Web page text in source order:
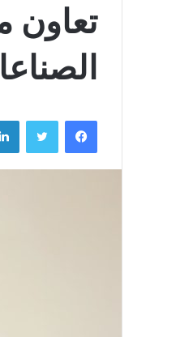
فيسبوك تويتر